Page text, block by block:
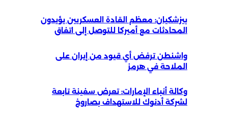
بيزشكيان: معظم القادة العسكريين يؤيدون
المحادثات مع أميركا للتوصل إلى اتفاق
واشنطن ترفض أي قيود من إيران على
الملاحة في هرمز
وكالة أنباء الإمارات: تعرض سفينة تابعة
لشركة أدنوك للاستهداف بصاروخ